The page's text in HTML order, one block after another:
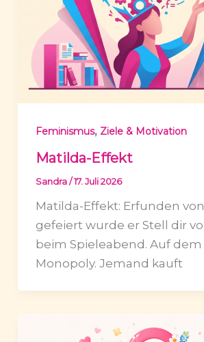
Feminismus, Ziele & Motivation
Matilda-Effekt
Sandra/17. Juli 2026
Matilda-Effekt: Erfunden
gefeiert wurde er Stell dir
beim Spieleabend. Auf dem
Monopoly. Jemand kauft